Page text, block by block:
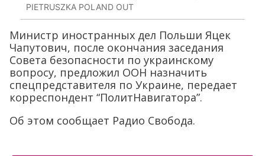
PIETRUSZKA POLAND OUT
Министр иностранных дел Польши Яцек
Чапутович, после окончания заседания
Совета безопасности по украинскому
вопросу, предложил ООН назначить
спецпредставителя по Украине, передает
корреспондент “ПолитНавигатора”.
Об этом сообщает Радио Свобода.